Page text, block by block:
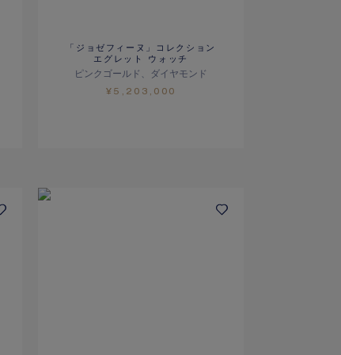
「ジョゼフィーヌ」コレクション
エグレット ウォッチ
ピンクゴールド、ダイヤモンド
¥5,203,000